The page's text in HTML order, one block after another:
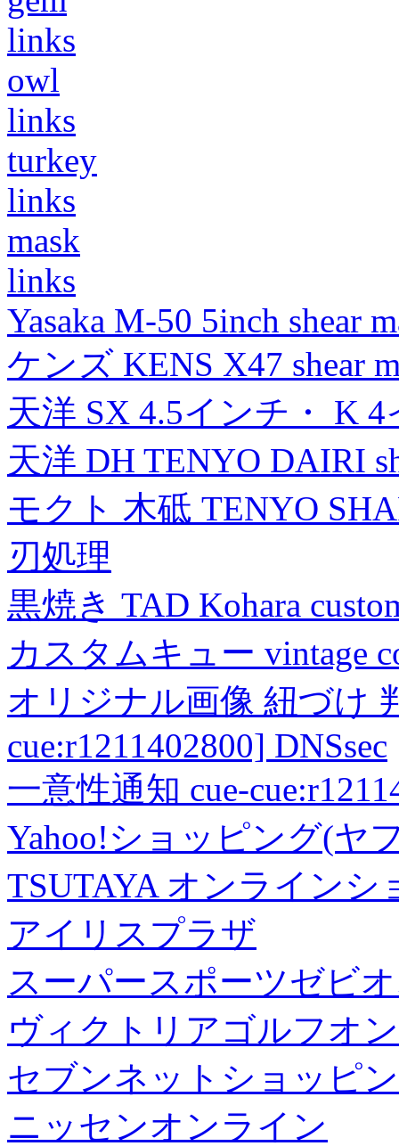
links
owl
links
turkey
links
mask
links
Yasaka M-50 5inch shear
ケンズ KENS X47 shear
天洋 SX 4.5インチ・ K
天洋 DH TENYO DAIRI
モクト 木砥 TENYO
刃処理
黒焼き TAD Kohara
カスタムキュー vintage
オリジナル画像 紐づけ
cue:r1211402800] DNSsec
一意性通知 cue-
Yahoo!ショッピング(ヤ
TSUTAYA オンラインシ
アイリスプラザ
スーパースポーツゼビ
ヴィクトリアゴルフオ
セブンネットショッピ
ニッセンオンライン